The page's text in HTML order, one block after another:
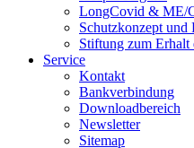
LongCovid & ME/
Schutzkonzept und
Stiftung zum Erhalt
Service
Kontakt
Bankverbindung
Downloadbereich
Newsletter
Sitemap